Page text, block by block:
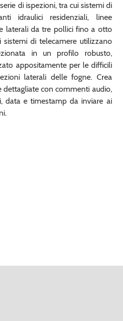
di ispezioni, tra cui sistemi di
idraulici residenziali, linee
laterali da tre pollici fino a otto
di telecamere utilizzano
in un profilo robusto,
appositamente per le difficili
laterali delle fogne. Crea
dettagliate con commenti audio,
data e timestamp da inviare ai